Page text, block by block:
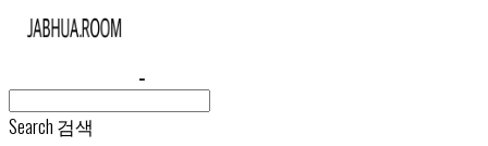
Search 검색